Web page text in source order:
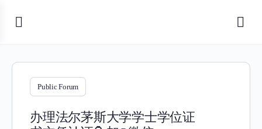
Public Forum
办理法尔茅斯大学学士学位证